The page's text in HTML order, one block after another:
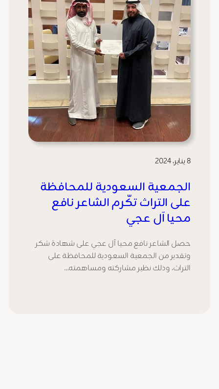
8 يناير، 2024
الجمعية السعودية للمحافظة
على التراث تكّرم الشاعر نافع
محيا آل عجي
حصل الشاعر نافع محيا آل عجي على شهادة شكر
وتقدير من الجمعية السعودية للمحافظة على
التراث، وذلك نظير مشاركته ومساهمته…